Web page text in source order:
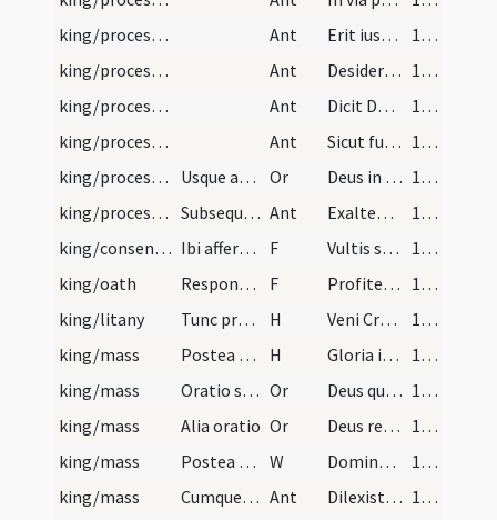
king/procession
Ant Erit iustus
167 (122)
king/procession
Ant Desiderabiliora
167 (122)
king/procession
Ant Dicit Dominus super quem
167 (122)
king/procession
Ant Sicut fui cum Moyse etc.
167 (122)
king/procession
Usque ante altare dictae ecclesiae. Et ibi per do… Or Deus in cuius manu ... regna praecellat. Per Dominum nostrum
168 (123)
king/procession
Subsequenter collocetur ad locum ordinatum et app… Ant Exaltent eum in ecclesia plebis
168 (123)
king/consensus
Ibi afferantur regalia, et deponantur coram altar… F Vultis sanctas Dei ecclesias ... defendere ac regere
168 (123)
king/oath
Responsio regis F Profiteor in quantum divino ... promitto
168 (123)
king/litany
Tunc praedictus pontifex se praeparet ad missam c… H Veni Creator Spiritus
168 (123)
king/mass
Postea cantores incipiant introitum missae, deind… H Gloria in excelsis
168 (123)
king/mass
Oratio super populum Or Deus qui discipulis tuis ... opere efficaces
169 (124)
king/mass
Alia oratio Or Deus regnorum omnium ... tuitione triumphet. Per Dominum nostrum
169 (124)
king/mass
Postea ascendat unus ex subdiaconibus, legat lect… W Dominus vobiscum
169 (124)
king/mass
Cumque cantatum fuerit epistola et Alleluja, proc… Ant Dilexisti iustitiam ... unxit te Deus
169 (124)